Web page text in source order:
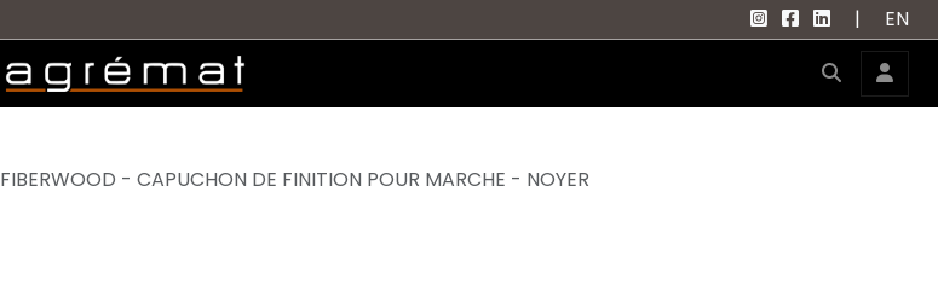
|
EN
FIBERWOOD - CAPUCHON DE FINITION POUR MARCHE - NOYER